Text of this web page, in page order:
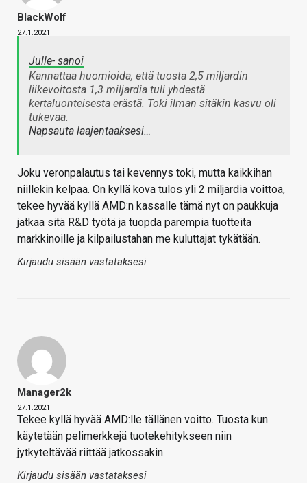
BlackWolf
27.1.2021
Julle- sanoi
Kannattaa huomioida, että tuosta 2,5 miljardin
liikevoitosta 1,3 miljardia tuli yhdestä
kertaluonteisesta erästä. Toki ilman sitäkin kasvu oli
tukevaa.
Napsauta laajentaaksesi…
Joku veronpalautus tai kevennys toki, mutta kaikkihan
niillekin kelpaa. On kyllä kova tulos yli 2 miljardia voittoa,
tekee hyvää kyllä AMD:n kassalle tämä nyt on paukkuja
jatkaa sitä R&D työtä ja tuopda parempia tuotteita
markkinoille ja kilpailustahan me kuluttajat tykätään.
Kirjaudu sisään vastataksesi
Manager2k
27.1.2021
Tekee kyllä hyvää AMD:lle tällänen voitto. Tuosta kun
käytetään pelimerkkejä tuotekehitykseen niin
jytkyteltävää riittää jatkossakin.
Kirjaudu sisään vastataksesi